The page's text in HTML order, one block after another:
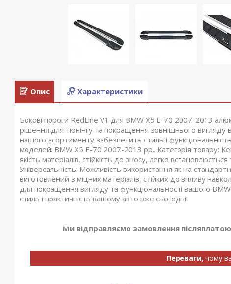
Опис Характеристики
Бокові пороги RedLine V1 для BMW X5 E-70 2007-2013
рішення для тюнінгу та покращення зовнішнього вигляду
нашого асортименту забезпечить стиль і
моделей: BMW X5 E-70 2007-2013 рр.. Категорія товару:
якість матеріалів, стійкість до зносу, легко
Універсальність: Можливість використання як на
виготовлений з міцних матеріалів, стійких до впливу
для покращення вигляду та функціональності вашого
стиль і практичність вашому авто вже сьогодні!
Ми відправляємо замовлення
Переваги,чому